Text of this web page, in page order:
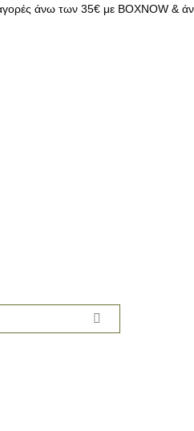
άνω των 35€ με BOXNOW &